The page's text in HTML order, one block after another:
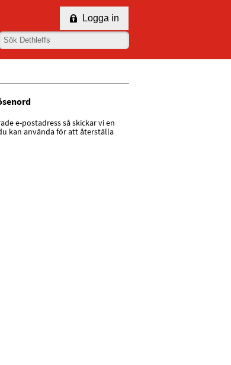
Logga in
e-postadress så skickar vi en
kan använda för att återställa